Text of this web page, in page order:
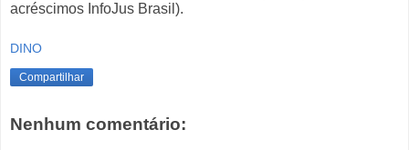
acréscimos InfoJus Brasil).
DINO
Compartilhar
Nenhum comentário: